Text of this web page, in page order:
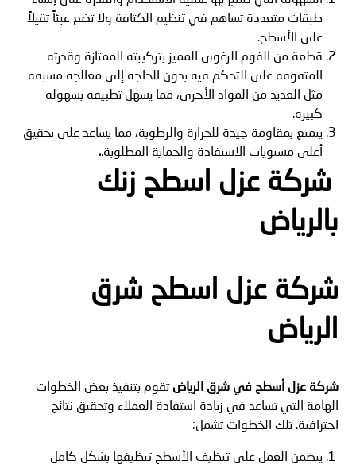
طبقات متعددة تساهم في تنظيم الكثافة ولا تضع عبئاً ثقيلاً
على الأسطح.
قطعة من الفوم الرغوي المميز بتركيبته الممتازة وقدرته
المتفوقة على التحكم فيه بدون الحاجة إلى معالجة مسبقة
مثل العديد من المواد الأخرى، مما يسهل تطبيقه بسهولة
كبيرة.
يتمتع بمقاومة جيدة للحرارة والرطوبة، مما يساعد على تحقيق
أعلى مستويات الاستفادة والحماية المطلوبة..
شركة عزل اسطح زنك
بالرياض
شركة عزل اسطح شرق
الرياض
شركة عزل أسطح في شرق الرياضتقوم بتنفيذ بعض الخطوات
الهامة التي تساعد في زيادة استفادة العملاء وتحقيق نتائج
احترافية. تلك الخطوات تشمل:
يتضمن العمل على تنظيف الأسطح تنظيفها بشكل كامل